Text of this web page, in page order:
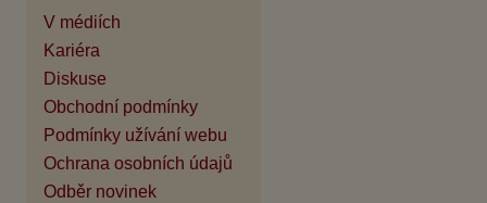
V médiích
Kariéra
Diskuse
Obchodní podmínky
Podmínky užívání webu
Ochrana osobních údajů
Odběr novinek